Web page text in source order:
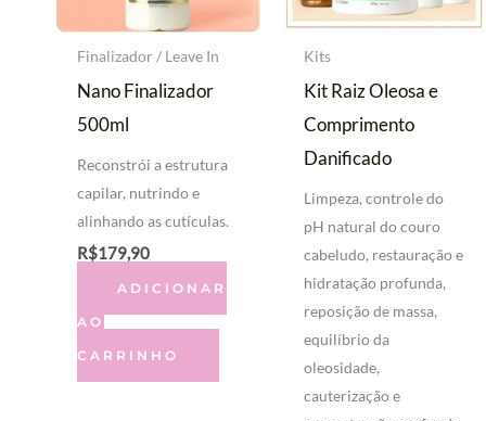
Finalizador / Leave In
Nano Finalizador
500ml
Reconstrói a estrutura
capilar, nutrindo e
alinhando as cutículas.
R$179,90
ADICIONAR
AO
CARRINHO
Kits
Kit Raiz Oleosa e
Comprimento
Danificado
Limpeza, controle do
pH natural do couro
cabeludo, restauração e
hidratação profunda,
reposição de massa,
equilíbrio da
oleosidade,
cauterização e